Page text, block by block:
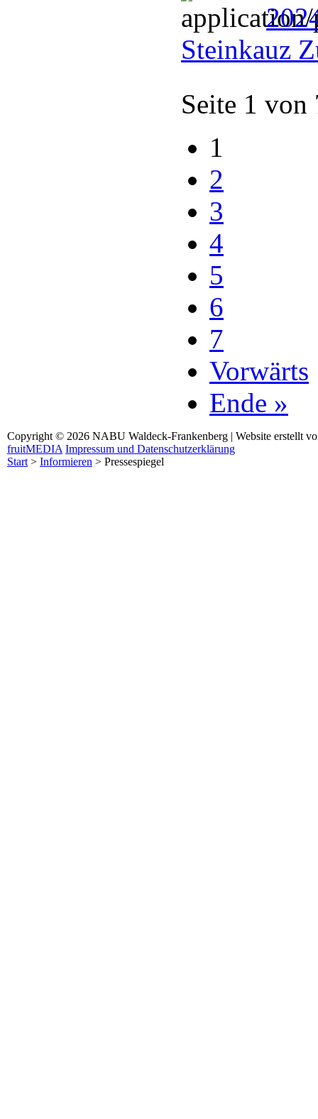
Steinkauz
Seite 1 von
1
2
3
4
5
6
7
Vorwärts
Ende »
Copyright © 2026 NABU Waldeck-Frankenberg | Website erstellt
fruitMEDIA Impressum und Datenschutzerklärung
Start> Informieren > Pressespiegel